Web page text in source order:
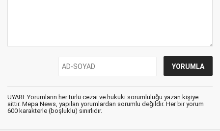
UYARI: Yorumların her türlü cezai ve hukuki sorumluluğu yazan kişiye
aittir. Mepa News, yapılan yorumlardan sorumlu değildir. Her bir yorum
600 karakterle (boşluklu) sınırlıdır.